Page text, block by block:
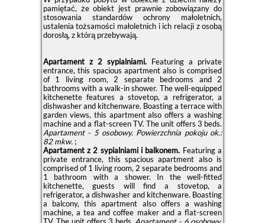
pamiętać, że obiekt jest prawnie zobowiązany do
stosowania standardów ochrony małoletnich,
ustalenia tożsamości małoletnich i ich relacji z osobą
dorosłą, z którą przebywają.
Apartament z 2 sypialniami. Featuring a private
entrance, this spacious apartment also is comprised
of 1 living room, 2 separate bedrooms and 2
bathrooms with a walk-in shower. The well-equipped
kitchenette features a stovetop, a refrigerator, a
dishwasher and kitchenware. Boasting a terrace with
garden views, this apartment also offers a washing
machine and a flat-screen TV. The unit offers 3 beds.
Apartament - 5 osobowy. Powierzchnia pokoju ok.:
82 mkw.;
Apartament z 2 sypialniami i balkonem. Featuring a
private entrance, this spacious apartment also is
comprised of 1 living room, 2 separate bedrooms and
1 bathroom with a shower. In the well-fitted
kitchenette, guests will find a stovetop, a
refrigerator, a dishwasher and kitchenware. Boasting
a balcony, this apartment also offers a washing
machine, a tea and coffee maker and a flat-screen